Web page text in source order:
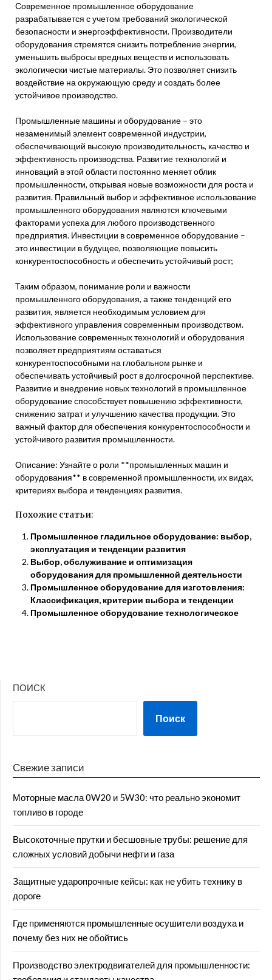
Современное промышленное оборудование
разрабатывается с учетом требований экологической
безопасности и энергоэффективности. Производители
оборудования стремятся снизить потребление энергии,
уменьшить выбросы вредных веществ и использовать
экологически чистые материалы. Это позволяет снизить
воздействие на окружающую среду и создать более
устойчивое производство.
Промышленные машины и оборудование – это
незаменимый элемент современной индустрии,
обеспечивающий высокую производительность, качество и
эффективность производства. Развитие технологий и
инноваций в этой области постоянно меняет облик
промышленности, открывая новые возможности для роста и
развития. Правильный выбор и эффективное использование
промышленного оборудования являются ключевыми
факторами успеха для любого производственного
предприятия. Инвестиции в современное оборудование –
это инвестиции в будущее, позволяющие повысить
конкурентоспособность и обеспечить устойчивый рост;
Таким образом, понимание роли и важности
промышленного оборудования, а также тенденций его
развития, является необходимым условием для
эффективного управления современным производством.
Использование современных технологий и оборудования
позволяет предприятиям оставаться
конкурентоспособными на глобальном рынке и
обеспечивать устойчивый рост в долгосрочной перспективе.
Развитие и внедрение новых технологий в промышленное
оборудование способствует повышению эффективности,
снижению затрат и улучшению качества продукции. Это
важный фактор для обеспечения конкурентоспособности и
устойчивого развития промышленности.
Описание: Узнайте о роли **промышленных машин и
оборудования** в современной промышленности, их видах,
критериях выбора и тенденциях развития.
Похожие статьи:
Промышленное гладильное оборудование: выбор,
эксплуатация и тенденции развития
Выбор, обслуживание и оптимизация
оборудования для промышленной деятельности
Промышленное оборудование для изготовления:
Классификация, критерии выбора и тенденции
Промышленное оборудование технологическое
ПОИСК
Поиск
Свежие записи
Моторные масла 0W20 и 5W30: что реально экономит
топливо в городе
Высокоточные прутки и бесшовные трубы: решение для
сложных условий добычи нефти и газа
Защитные ударопрочные кейсы: как не убить технику в
дороге
Где применяются промышленные осушители воздуха и
почему без них не обойтись
Производство электродвигателей для промышленности: